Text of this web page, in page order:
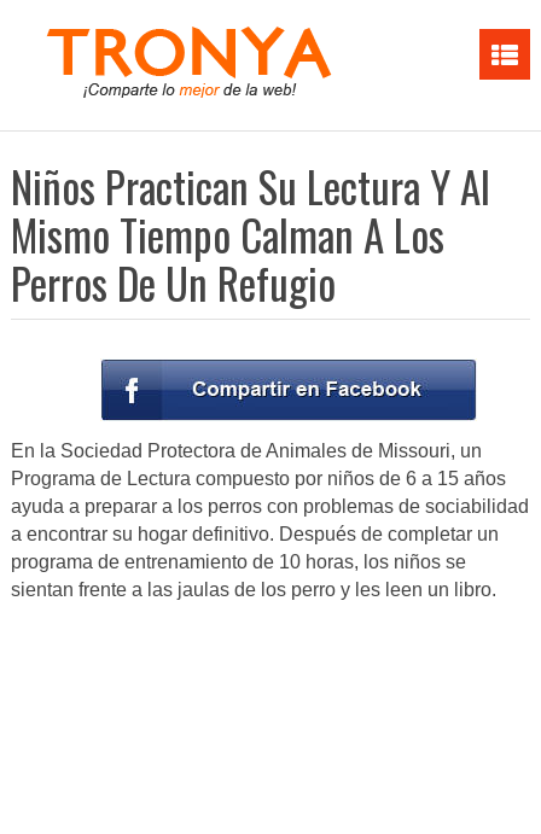
Niños Practican Su Lectura Y Al
Mismo Tiempo Calman A Los
Perros De Un Refugio
En la Sociedad Protectora de Animales de Missouri, un
Programa de Lectura compuesto por niños de 6 a 15 años
ayuda a preparar a los perros con problemas de sociabilidad
a encontrar su hogar definitivo. Después de completar un
programa de entrenamiento de 10 horas, los niños se
sientan frente a las jaulas de los perro y les leen un libro.